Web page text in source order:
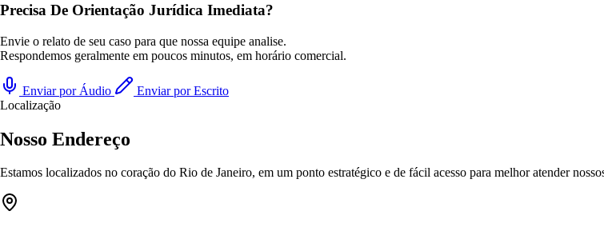
Precisa De Orientação Jurídica Imediata?
Envie o relato de seu caso para que nossa equipe analise.
Respondemos geralmente em poucos minutos, em horário comercial.
Enviar por Áudio
Enviar por Escrito
Localização
Nosso Endereço
Estamos localizados no coração do Rio de Janeiro, em um ponto estratégico e de fácil acesso para melhor atender